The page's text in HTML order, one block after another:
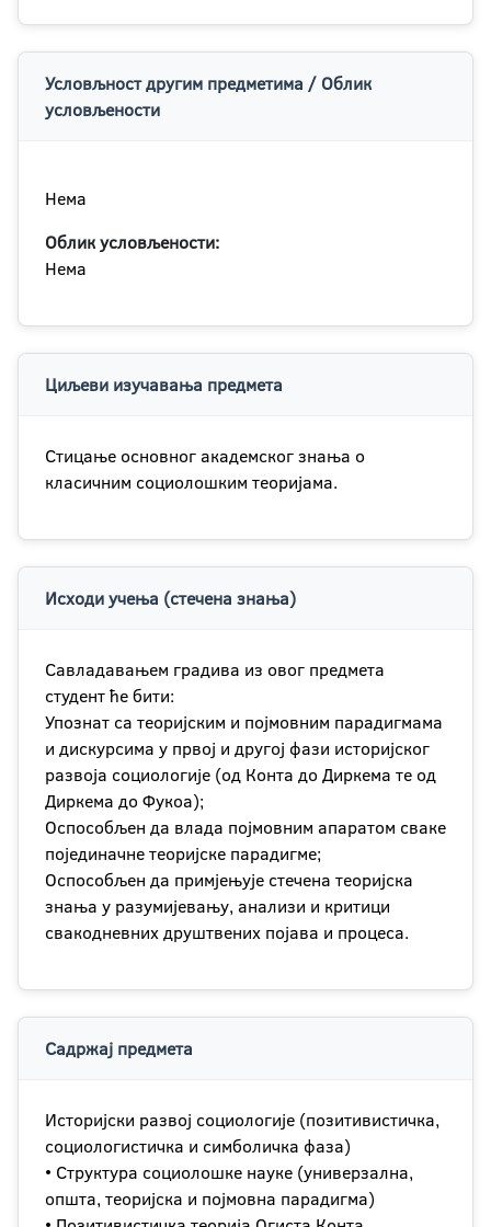
Условљност другим предметима / Облик
условљености
Нема
Облик условљености:
Нема
Циљеви изучавања предмета
Стицање основног академског знања о
класичним социолошким теоријама.
Исходи учења (стечена знања)
Савладавањем градива из овог предмета
студент ће бити:
Упознат са теоријским и појмовним парадигмама
и дискурсима у првој и другој фази историјског
развоја социологије (од Конта до Диркема те од
Диркема до Фукоа);
Оспособљен да влада појмовним апаратом сваке
појединачне теоријске парадигме;
Оспособљен да примјењује стечена теоријска
знања у разумијевању, анализи и критици
свакодневних друштвених појава и процеса.
Садржај предмета
Историјски развој социологије (позитивистичка,
социологистичка и симболичка фаза)
• Структура социолошке науке (универзална,
општа, теоријска и појмовна парадигма)